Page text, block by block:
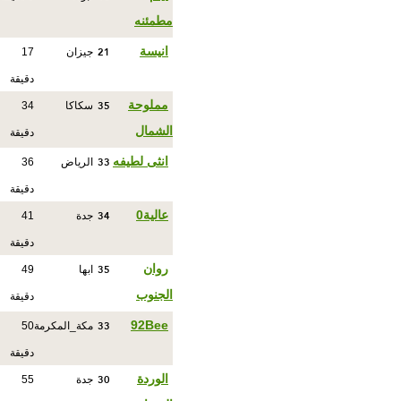
مطمئنه
انيسة 21 جيزان 17
دقيقة
مملوحة
الشمال
35 سكاكا 34
دقيقة
انثى لطيفه 33 الرياض 36
دقيقة
عالية0 34 جدة 41
دقيقة
روان
الجنوب
35 ابها 49
دقيقة
92Bee
33 مكة_المكرمة50
دقيقة
الوردة
30 جدة 55